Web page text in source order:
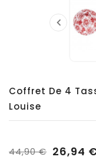

Coffret De 4
Louise
44,90 € 26,94